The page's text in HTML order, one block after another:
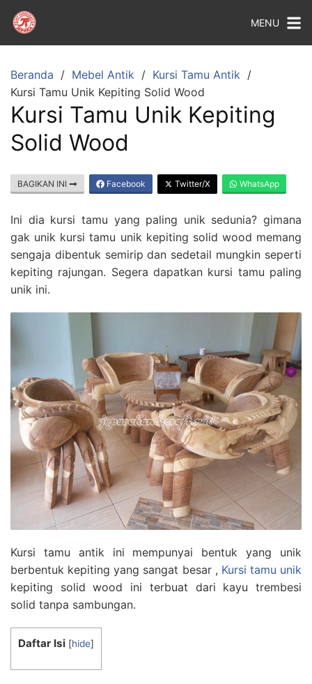
MENU
Beranda Mebel Antik
Kursi Tamu Antik
Kursi Tamu Unik Kepiting Solid Wood
Kursi Tamu Unik Kepiting
Solid Wood
BAGIKAN INI Facebook Twitter/X WhatsApp
Ini dia kursi tamu yang paling unik sedunia? gimana
gak unik kursi tamu unik kepiting solid wood memang
sengaja dibentuk semirip dan sedetail mungkin seperti
kepiting rajungan. Segera dapatkan kursi tamu paling
unik ini.
Kursi tamu antik ini mempunyai bentuk yang unik
berbentuk kepiting yang sangat besar , Kursi tamu unik
kepiting solid wood ini terbuat dari kayu trembesi
solid tanpa sambungan.
Daftar Isi [hide]